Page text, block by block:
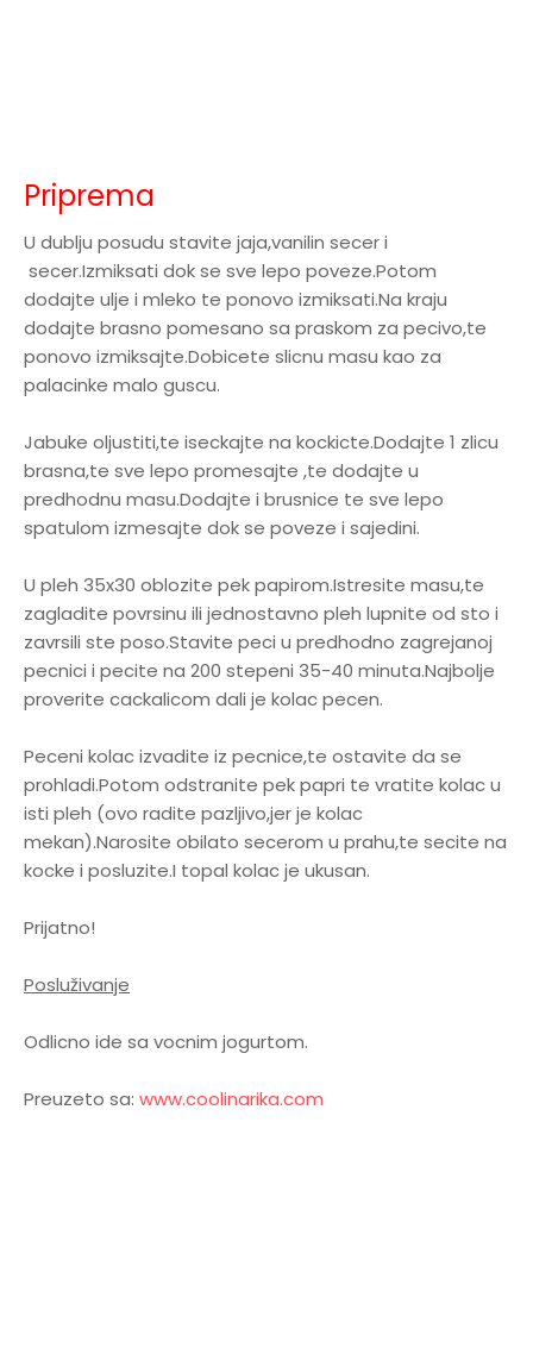
Priprema
U dublju posudu stavite jaja,vanilin secer i
secer.Izmiksati dok se sve lepo poveze.Potom
dodajte ulje i mleko te ponovo izmiksati.Na kraju
dodajte brasno pomesano sa praskom za pecivo,te
ponovo izmiksajte.Dobicete slicnu masu kao za
palacinke malo guscu.
Jabuke oljustiti,te iseckajte na kockicte.Dodajte 1 zlicu
brasna,te sve lepo promesajte ,te dodajte u
predhodnu masu.Dodajte i brusnice te sve lepo
spatulom izmesajte dok se poveze i sajedini.
U pleh 35x30 oblozite pek papirom.Istresite masu,te
zagladite povrsinu ili jednostavno pleh lupnite od sto i
zavrsili ste poso.Stavite peci u predhodno zagrejanoj
pecnici i pecite na 200 stepeni 35-40 minuta.Najbolje
proverite cackalicom dali je kolac pecen.
Peceni kolac izvadite iz pecnice,te ostavite da se
prohladi.Potom odstranite pek papri te vratite kolac u
isti pleh (ovo radite pazljivo,jer je kolac
mekan).Narosite obilato secerom u prahu,te secite na
kocke i posluzite.I topal kolac je ukusan.
Prijatno!
Posluživanje
Odlicno ide sa vocnim jogurtom.
Preuzeto sa: www.coolinarika.com